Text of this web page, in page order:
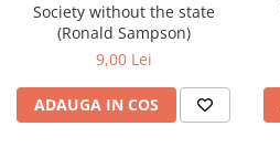
Society without the state
(Ronald Sampson)
9,00 Lei
ADAUGA IN COS